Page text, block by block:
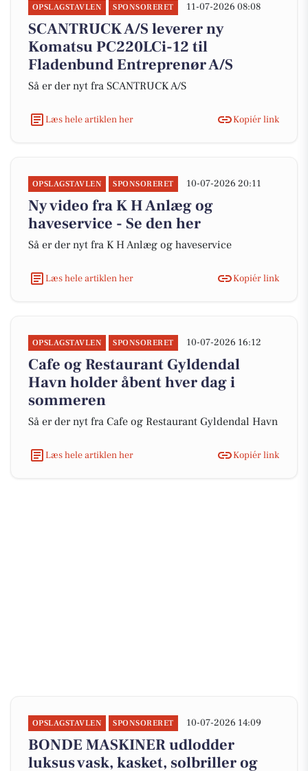
OPSLAGSTAVLEN SPONSORERET 11-07-2026 08:08
SCANTRUCK A/S leverer ny
Komatsu PC220LCi-12 til
Fladenbund Entreprenør A/S
Så er der nyt fra SCANTRUCK A/S
Læs hele artiklen her Kopiér link
OPSLAGSTAVLEN SPONSORERET 10-07-2026 20:11
Ny video fra K H Anlæg og
haveservice - Se den her
Så er der nyt fra K H Anlæg og haveservice
Læs hele artiklen her Kopiér link
OPSLAGSTAVLEN SPONSORERET 10-07-2026 16:12
Cafe og Restaurant Gyldendal
Havn holder åbent hver dag i
sommeren
Så er der nyt fra Cafe og Restaurant Gyldendal Havn
Læs hele artiklen her Kopiér link
OPSLAGSTAVLEN SPONSORERET 10-07-2026 14:09
BONDE MASKINER udlodder
luksus vask, kasket, solbriller og